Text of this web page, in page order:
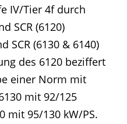
IV/Tier 4f durch
SCR (6120)
SCR (6130 & 6140)
des 6120 beziffert
einer Norm mit
mit 92/125
mit 95/130 kW/PS.